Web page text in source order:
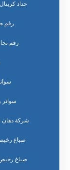
حداد كريتال
رقم
رقم
شركة دهان
صباغ
صباغ